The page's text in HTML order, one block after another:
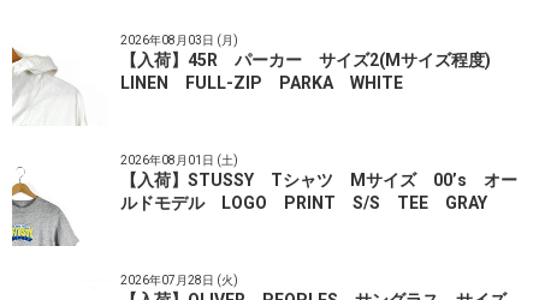
2026年08月03日 (月)
【入荷】45R パーカー サイズ2(Mサイズ程度)
LINEN FULL-ZIP PARKA WHITE
2026年08月01日 (土)
【入荷】STUSSY Tシャツ Mサイズ 00’s オー
ルドモデル LOGO PRINT S/S TEE GRAY
2026年07月28日 (火)